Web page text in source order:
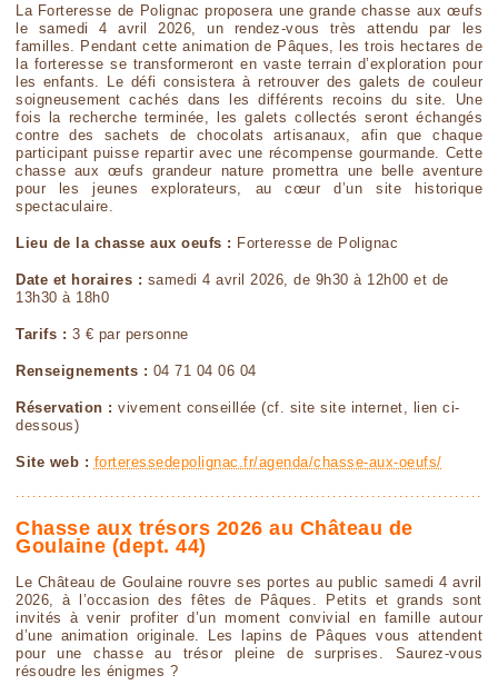
La Forteresse de Polignac proposera une grande chasse aux œufs
le samedi 4 avril 2026, un rendez-vous très attendu par les
familles. Pendant cette animation de Pâques, les trois hectares de
la forteresse se transformeront en vaste terrain d’exploration pour
les enfants. Le défi consistera à retrouver des galets de couleur
soigneusement cachés dans les différents recoins du site. Une
fois la recherche terminée, les galets collectés seront échangés
contre des sachets de chocolats artisanaux, afin que chaque
participant puisse repartir avec une récompense gourmande. Cette
chasse aux œufs grandeur nature promettra une belle aventure
pour les jeunes explorateurs, au cœur d’un site historique
spectaculaire.
Lieu de la chasse aux oeufs : Forteresse de Polignac
Date et horaires : samedi 4 avril 2026, de 9h30 à 12h00 et de
13h30 à 18h0
Tarifs : 3 € par personne
Renseignements : 04 71 04 06 04
Réservation : vivement conseillée (cf. site site internet, lien ci-
dessous)
Site web : forteressedepolignac.fr/agenda/chasse-aux-oeufs/
Chasse aux trésors 2026 au Château de
Goulaine (dept. 44)
Le Château de Goulaine rouvre ses portes au public samedi 4 avril
2026, à l’occasion des fêtes de Pâques. Petits et grands sont
invités à venir profiter d’un moment convivial en famille autour
d’une animation originale. Les lapins de Pâques vous attendent
pour une chasse au trésor pleine de surprises. Saurez-vous
résoudre les énigmes ?